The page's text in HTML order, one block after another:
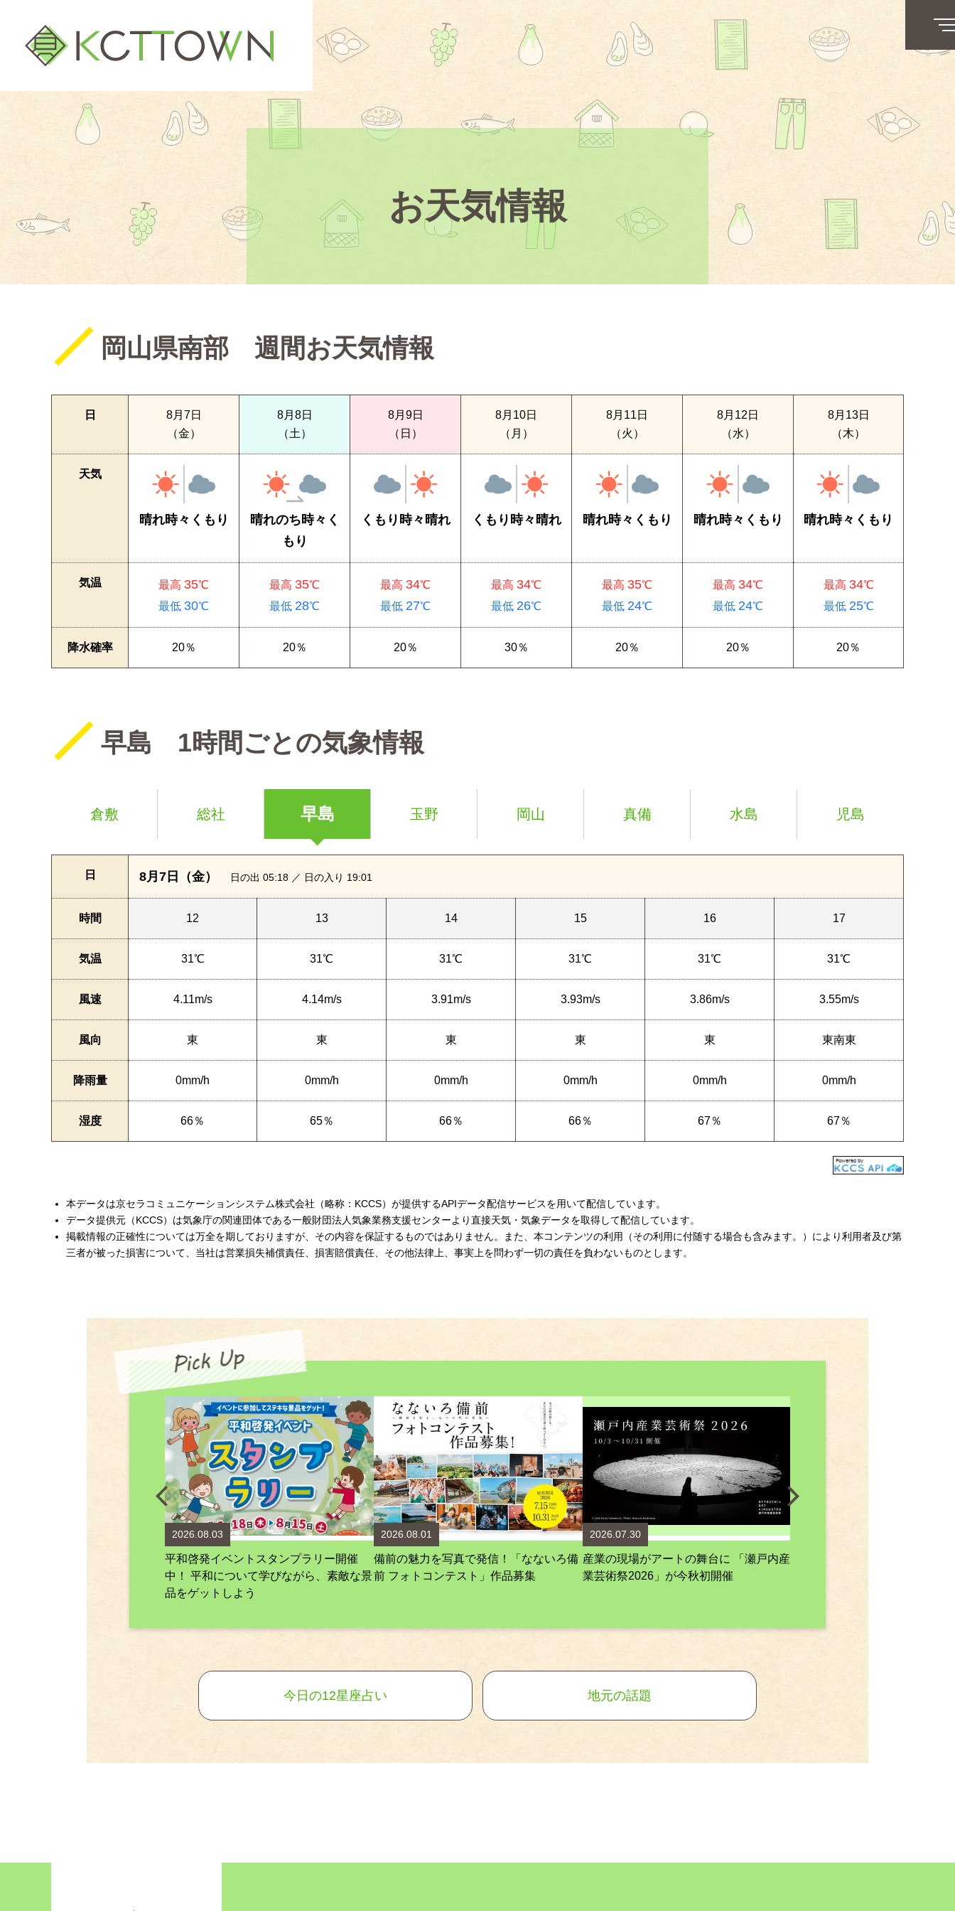
お天気情報
岡山県南部 週間お天気情報
日
8月7日
（金）
8月8日
（土）
8月9日
（日）
8月10日
（月）
8月11日
（火）
8月12日
（水）
8月13日
（木）
天気
晴れ時々くもり
晴れのち時々く
もり
くもり時々晴れ くもり時々晴れ 晴れ時々くもり 晴れ時々くもり 晴れ時々くもり
気温 最高 35℃
最低 30℃
最高 35℃
最低 28℃
最高 34℃
最低 27℃
最高 34℃
最低 26℃
最高 35℃
最低 24℃
最高 34℃
最低 24℃
最高 34℃
最低 25℃
降水確率 20％ 20％ 20％ 30％ 20％ 20％ 20％
早島 1時間ごとの気象情報
倉敷 総社 早島 玉野 岡山 真備 水島 児島
日 8月7日（金） 日の出 05:18 ／ 日の入り 19:01
時間 12 13 14 15 16 17
気温 31℃ 31℃ 31℃ 31℃ 31℃ 31℃
風速 4.11m/s 4.14m/s 3.91m/s 3.93m/s 3.86m/s 3.55m/s
風向 東 東 東 東 東 東南東
降雨量 0mm/h 0mm/h 0mm/h 0mm/h 0mm/h 0mm/h
湿度 66％ 65％ 66％ 66％ 67％ 67％
本データは京セラコミュニケーションシステム株式会社（略称：KCCS）が提供するAPIデータ配信サービスを用いて配信しています。
データ提供元（KCCS）は気象庁の関連団体である一般財団法人気象業務支援センターより直接天気・気象データを取得して配信しています。
掲載情報の正確性については万全を期しておりますが、その内容を保証するものではありません。また、本コンテンツの利用（その利用に付随する場合も含みます。）により利用者及び第
三者が被った損害について、当社は営業損失補償責任、損害賠償責任、その他法律上、事実上を問わず一切の責任を負わないものとします。
2026.08.03
平和啓発イベントスタンプラリー開催
中！ 平和について学びながら、素敵な景
品をゲットしよう
2026.08.01
備前の魅力を写真で発信！「なないろ備
前 フォトコンテスト」作品募集
2026.07.30
産業の現場がアートの舞台に 「瀬戸内産
業芸術祭2026」が今秋初開催
今日の12星座占い 地元の話題